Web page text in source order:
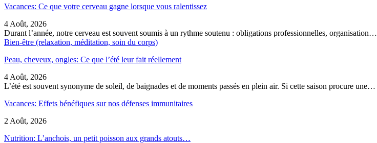
Vacances: Ce que votre cerveau gagne lorsque vous ralentissez
4 Août, 2026
Durant l’année, notre cerveau est souvent soumis à un rythme soutenu : obligations professionnelles, organisation…
Bien-être (relaxation, méditation, soin du corps)
Peau, cheveux, ongles: Ce que l’été leur fait réellement
4 Août, 2026
L’été est souvent synonyme de soleil, de baignades et de moments passés en plein air. Si cette saison procure une…
Vacances: Effets bénéfiques sur nos défenses immunitaires
2 Août, 2026
Nutrition: L’anchois, un petit poisson aux grands atouts…